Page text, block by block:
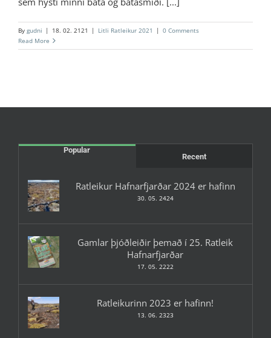
By gudni | 18. 02. 2121 | Litli Ratleikur 2021 | 0 Comments
Read More
Popular
Recent
Ratleikur Hafnarfjarðar 2024 er hafinn
30. 05. 2424
Gamlar þjóðleiðir þemað í 25. Ratleik
Hafnarfjarðar
17. 05. 2222
Ratleikurinn 2023 er hafinn!
13. 06. 2323